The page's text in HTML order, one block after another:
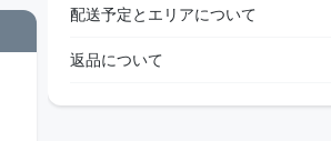
配送予定とエリアについて
返品について